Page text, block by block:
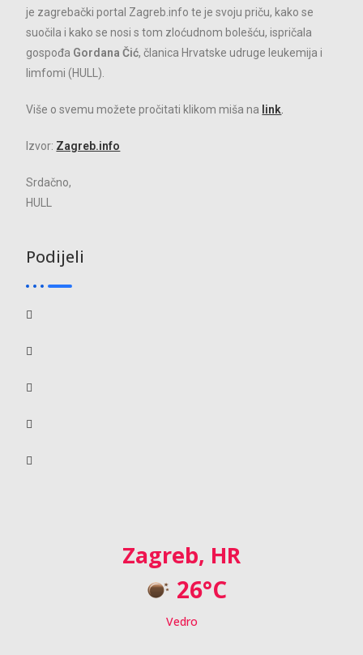
je zagrebački portal Zagreb.info te je svoju priču, kako se
suočila i kako se nosi s tom zloćudnom bolešću, ispričala
gospođa Gordana Čić, članica Hrvatske udruge leukemija i
limfomi (HULL).
Više o svemu možete pročitati klikom miša na link
Izvor: Zagreb.info
Srdačno,
HULL
Podijeli
Zagreb, HR
26°C
Vedro